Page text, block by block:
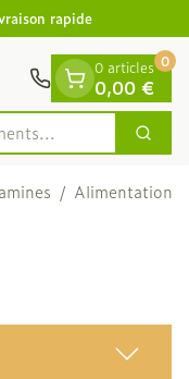
rapide
0 articles
0,00 €
0
/ Alimentation